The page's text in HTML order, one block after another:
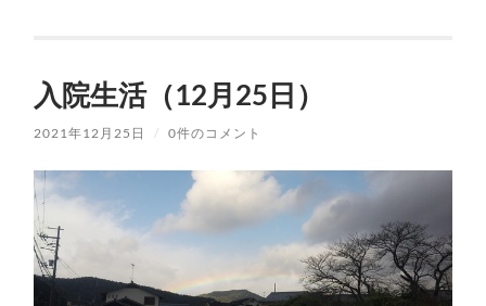
入院生活（12月25日）
2021年12月25日 / 0件のコメント